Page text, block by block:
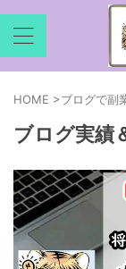
HOME >ブログで副
ブログ実績